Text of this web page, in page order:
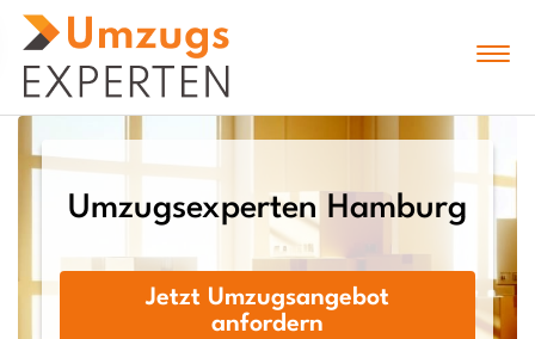
Umzugsexperten Hamburg
Jetzt Umzugsangebot
anfordern